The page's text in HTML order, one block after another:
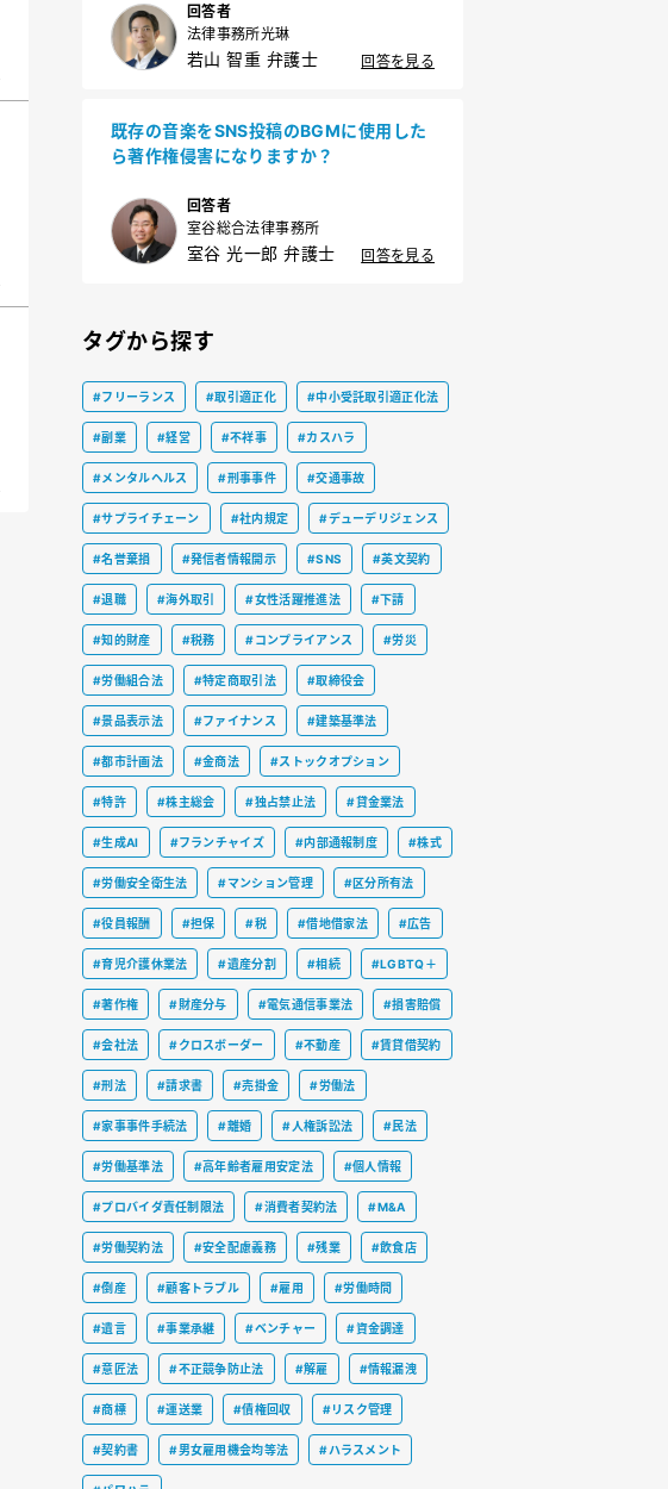
回答者
法律事務所光琳
若山 智重 弁護士 回答を見る
既存の音楽をSNS投稿のBGMに使用した
ら著作権侵害になりますか？
回答者
室谷総合法律事務所
室谷 光一郎 弁護士 回答を見る
タグから探す
#フリーランス #取引適正化 #中小受託取引適正化法
#副業 #経営 #不祥事 #カスハラ
#メンタルヘルス #刑事事件 #交通事故
#サプライチェーン #社内規定 #デューデリジェンス
#名誉棄損 #発信者情報開示 #SNS #英文契約
#退職 #海外取引 #女性活躍推進法 #下請
#知的財産 #税務 #コンプライアンス #労災
#労働組合法 #特定商取引法 #取締役会
#景品表示法 #ファイナンス #建築基準法
#都市計画法 #金商法 #ストックオプション
#特許 #株主総会 #独占禁止法 #貸金業法
#生成AI #フランチャイズ #内部通報制度 #株式
#労働安全衛生法 #マンション管理 #区分所有法
#役員報酬 #担保 #税 #借地借家法 #広告
#育児介護休業法 #遺産分割 #相続 #LGBTQ＋
#著作権 #財産分与 #電気通信事業法 #損害賠償
#会社法 #クロスボーダー #不動産 #賃貸借契約
#刑法 #請求書 #売掛金 #労働法
#家事事件手続法 #離婚 #人権訴訟法 #民法
#労働基準法 #高年齢者雇用安定法 #個人情報
#プロバイダ責任制限法 #消費者契約法 #M&A
#労働契約法 #安全配慮義務 #残業 #飲食店
#倒産 #顧客トラブル #雇用 #労働時間
#遺言 #事業承継 #ベンチャー #資金調達
#意匠法 #不正競争防止法 #解雇 #情報漏洩
#商標 #運送業 #債権回収 #リスク管理
#契約書 #男女雇用機会均等法 #ハラスメント